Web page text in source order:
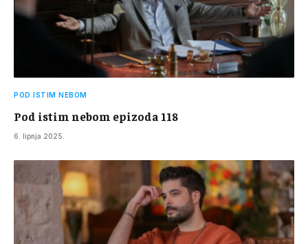
POD ISTIM NEBOM
Pod istim nebom epizoda 118
6. lipnja 2025.